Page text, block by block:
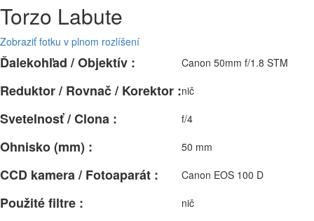
Torzo Labute
Zobraziť fotku v plnom rozlíšení
Ďalekohľad / Objektív : Canon 50mm f/1.8 STM
Reduktor / Rovnač / Korektor :nič
Svetelnosť / Clona : f/4
Ohnisko (mm) : 50 mm
CCD kamera / Fotoaparát : Canon EOS 100 D
Použité filtre : nič